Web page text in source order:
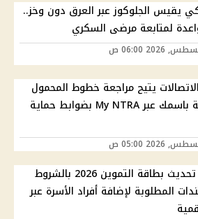
يقيس الجلوكوز عبر العرق دون وخز..
لمتابعة مرضى السكري
يتيح مراجعة خطوط المحمول
المسجلة باسمك عبر My NTRA بضوابط حماية
خطوات تحديث بطاقة التموين 2026 بالشروط
المطلوبة لإضافة أفراد الأسرة عبر